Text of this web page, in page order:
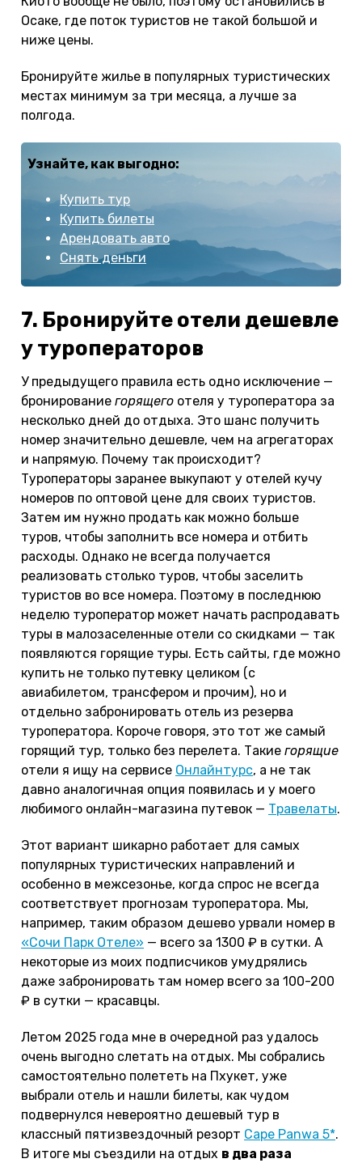
Осаке, где поток туристов не такой большой и
ниже цены.
Бронируйте жилье в популярных туристических
местах минимум за три месяца, а лучше за
полгода.
Узнайте, как выгодно:
Купить тур
Купить билеты
Арендовать авто
Снять деньги
7. Бронируйте отели дешевле
у туроператоров
У предыдущего правила есть одно исключение —
бронирование горящего отеля у туроператора за
несколько дней до отдыха. Это шанс получить
номер значительно дешевле, чем на агрегаторах
и напрямую. Почему так происходит?
Туроператоры заранее выкупают у отелей кучу
номеров по оптовой цене для своих туристов.
Затем им нужно продать как можно больше
туров, чтобы заполнить все номера и отбить
расходы. Однако не всегда получается
реализовать столько туров, чтобы заселить
туристов во все номера. Поэтому в последнюю
неделю туроператор может начать распродавать
туры в малозаселенные отели со скидками — так
появляются горящие туры. Есть сайты, где можно
купить не только путевку целиком (с
авиабилетом, трансфером и прочим), но и
отдельно забронировать отель из резерва
туроператора. Короче говоря, это тот же самый
горящий тур, только без перелета. Такие горящие
отели я ищу на сервисе Онлайнтурс, а не так
давно аналогичная опция появилась и у моего
любимого онлайн-магазина путевок — Травелаты.
Этот вариант шикарно работает для самых
популярных туристических направлений и
особенно в межсезонье, когда спрос не всегда
соответствует прогнозам туроператора. Мы,
например, таким образом дешево урвали номер в
«Сочи Парк Отеле» — всего за 1300 ₽ в сутки. А
некоторые из моих подписчиков умудрялись
даже забронировать там номер всего за 100-200
₽ в сутки — красавцы.
Летом 2025 года мне в очередной раз удалось
очень выгодно слетать на отдых. Мы собрались
самостоятельно полететь на Пхукет, уже
выбрали отель и нашли билеты, как чудом
подвернулся невероятно дешевый тур в
классный пятизвездочный резорт Cape Panwa 5*.
В итоге мы съездили на отдых в два раза